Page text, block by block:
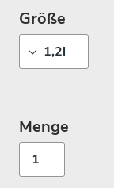
Größe
Menge